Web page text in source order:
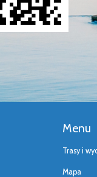
Menu
Trasy i
Mapa